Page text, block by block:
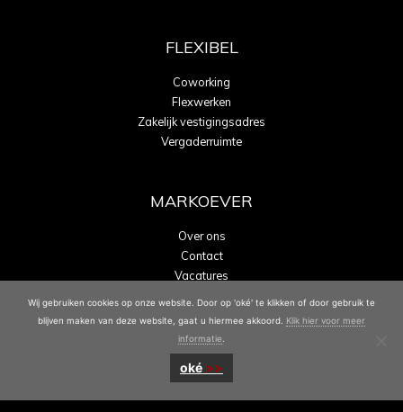
FLEXIBEL
Coworking
Flexwerken
Zakelijk vestigingsadres
Vergaderruimte
MARKOEVER
Over ons
Contact
Vacatures
Energielabel A
Wij gebruiken cookies op onze website. Door op 'oké' te klikken of door gebruik te
blijven maken van deze website, gaat u hiermee akkoord. Klik hier voor meer
informatie
oké